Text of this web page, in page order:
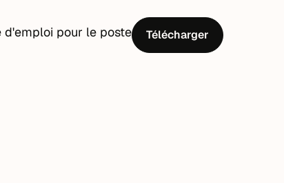
d'emploi pour le poste
Télécharger